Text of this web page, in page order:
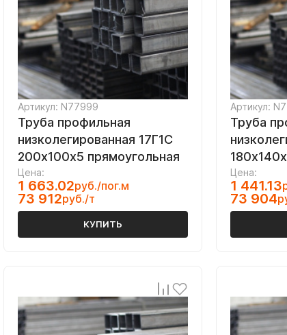
Артикул: N77999
Труба профильная
низколегированная 17Г1С
200х100х5 прямоугольная
Цена:
1 663.02руб./пог.м
73 912руб./т
КУПИТЬ
Артикул:
Труба
Цена:
1 441.13
73 904